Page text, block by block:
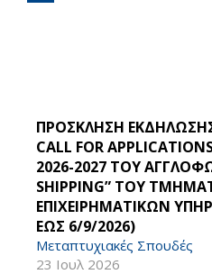
ΠΡΟΣΚΛΗΣΗ
CALL FOR
2026-2027 ΤΟΥ
SHIPPING” ΤΟΥ
ΕΠΙΧΕΙΡΗΜΑΤΙΚΩΝ
ΕΩΣ 6/9/2026)
Μεταπτυχιακές Σπουδές
23 Ιουλ 2026